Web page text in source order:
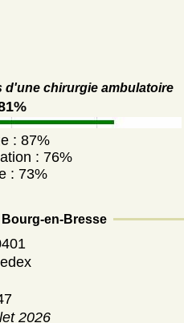
d'une chirurgie ambulatoire
: 87%
: 76%
: 73%
en-Bresse
2026